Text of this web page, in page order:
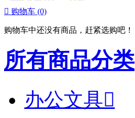
 购物车 (0)
购物车中还没有商品，赶紧选购吧！
所有商品分类
办公文具